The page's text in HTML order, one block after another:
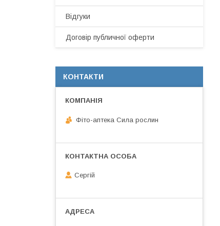
Відгуки
Договір публичної оферти
КОНТАКТИ
Фіто-аптека Сила рослин
Сергій